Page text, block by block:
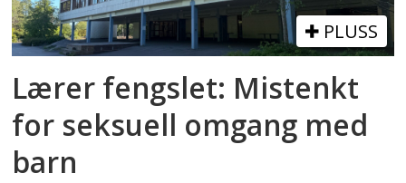
PLUSS
Lærer fengslet: Mistenkt
for seksuell omgang med
barn